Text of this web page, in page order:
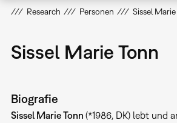
Research Personen Sissel
Sissel Marie Tonn
Biografie
Sissel Marie Tonn (*1986, DK) lebt und